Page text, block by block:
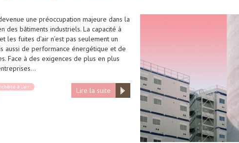
une préoccupation majeure dans la
des bâtiments industriels. La capacité à
les fuites d’air n’est pas seulement un
aussi de performance énergétique et de
Face à des exigences de plus en plus
Lire la suite
à l'air